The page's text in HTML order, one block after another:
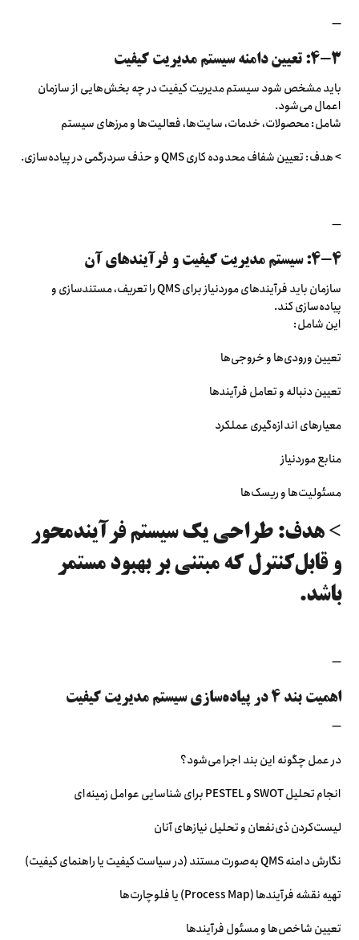
—
۴-۳: تعیین دامنه سیستم مدیریت کیفیت
باید مشخص شود سیستم مدیریت کیفیت در چه بخش‌هایی از سازمان
اعمال می‌شود.
شامل: محصولات، خدمات، سایت‌ها، فعالیت‌ها و مرزهای سیستم
> هدف: تعیین شفاف محدوده کاری QMS و حذف سردرگمی در پیاده‌سازی.
—
۴-۴: سیستم مدیریت کیفیت و فرآیندهای آن
سازمان باید فرآیندهای موردنیاز برای QMS را تعریف، مستندسازی و
پیاده‌سازی کند.
این شامل:
تعیین ورودی‌ها و خروجی‌ها
تعیین دنباله و تعامل فرآیندها
معیارهای اندازه‌گیری عملکرد
منابع موردنیاز
مسئولیت‌ها و ریسک‌ها
> هدف: طراحی یک سیستم فرآیندمحور
و قابل‌کنترل که مبتنی بر بهبود مستمر
باشد.
—
اهمیت بند ۴ در پیاده‌سازی سیستم مدیریت کیفیت
—
در عمل چگونه این بند اجرا می‌شود؟
انجام تحلیل SWOT و PESTEL برای شناسایی عوامل زمینه‌ای
لیست‌کردن ذی‌نفعان و تحلیل نیازهای آنان
نگارش دامنه QMS به‌صورت مستند (در سیاست کیفیت یا راهنمای کیفیت)
تهیه نقشه فرآیندها (Process Map) یا فلوچارت‌ها
تعیین شاخص‌ها و مسئول فرآیندها